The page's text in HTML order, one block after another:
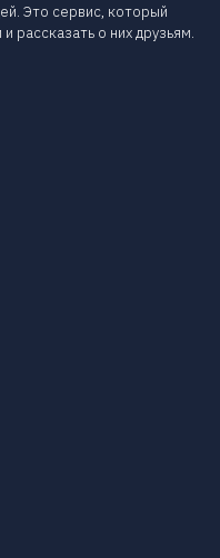
Это сервис, который
рассказать о них друзьям.